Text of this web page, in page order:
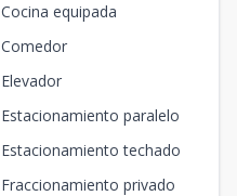
Cocina equipada
Comedor
Elevador
Estacionamiento paralelo
Estacionamiento techado
Fraccionamiento privado